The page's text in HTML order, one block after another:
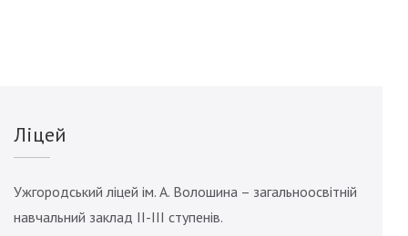
Ліцей
Ужгородський ліцей ім. А. Волошина – загальноосвітній
навчальний заклад ІІ-ІІІ ступенів.